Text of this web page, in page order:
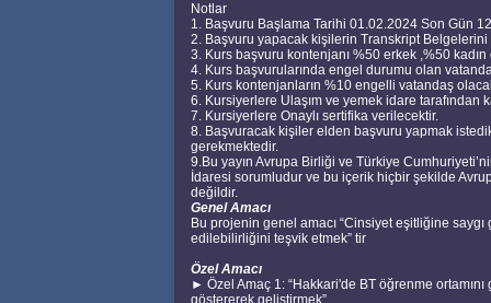
Notlar
1. Başvuru Başlama Tarihi 01.02.2024 Son Gün
2. Başvuru yapacak kişilerin Transkript
3. Kurs başvuru kontenjanı %50 erkek ,%50
4. Kurs başvurularında engel durumu olan
5. Kurs kontenjanların %10 engelli vatandaş
6. Kursiyerlere Ulaşım ve yemek idare tarafından
7. Kursiyerlere Onaylı sertifika verilecektir.
8. Başvuracak kişiler elden başvuru yapmak
gerekmektedir.
9.Bu yayın Avrupa Birliği ve Türkiye
İdaresi sorumludur ve bu içerik hiçbir şekilde
değildir.
Genel Amacı
Bu projenin genel amacı “Cinsiyet eşitliğine
edilebilirliğini teşvik etmek” tir
Özel Amacı
► Özel Amaç 1: “Hakkari'de BT öğrenme
göstererek geliştirmek”.